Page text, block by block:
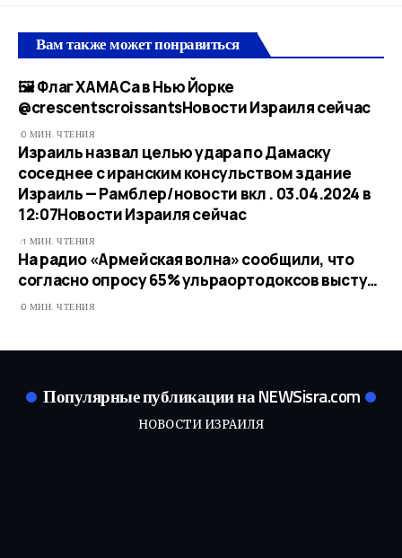
Вам также может понравиться
🖼 Флаг ХАМАСа в Нью Йорке
@crescentscroissants​Новости Израиля сейчас
0 МИН. ЧТЕНИЯ
Израиль назвал целью удара по Дамаску
соседнее с иранским консульством здание
Израиль — Рамблер/новости вкл . 03.04.2024 в
12:07​Новости Израиля сейчас
1 МИН. ЧТЕНИЯ
На радио «Армейская волна» сообщили, что
согласно опросу 65% ульраортодоксов высту…
0 МИН. ЧТЕНИЯ
Популярные публикации на NEWSisra.com
НОВОСТИ ИЗРАИЛЯ